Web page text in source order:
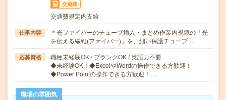
交通費
交通費規定内支給
仕事内容
＊光ファイバーのチューブ挿入・まとめ作業内視鏡の「光
を伝える繊維(ファイバー)」を、細い保護チューブ…
応募資格
職種未経験OK / ブランクOK / 英語力不要
◆未経験OK！◆ExcelやWordの操作できる方歓迎！
◆Power Pointの操作できる方歓迎！…
職場の雰囲気